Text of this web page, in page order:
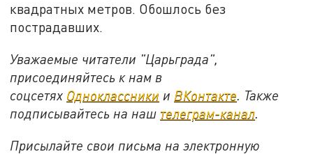
квадратных метров. Обошлось без
пострадавших.
Уважаемые читатели "Царьграда",
присоединяйтесь к нам в
соцсетях Одноклассники и ВКонтакте. Также
подписывайтесь на наш телеграм-канал.
Присылайте свои письма на электронную